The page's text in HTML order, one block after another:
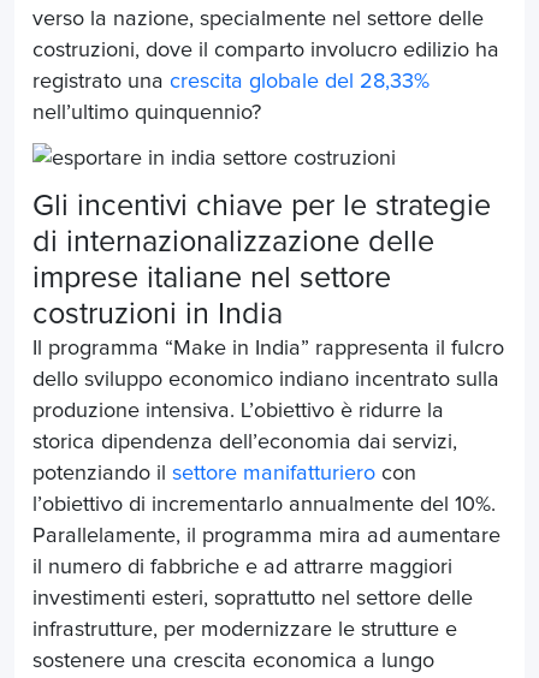
verso la nazione, specialmente nel settore delle
costruzioni, dove il comparto involucro edilizio ha
registrato una crescita globale del 28,33%
nell’ultimo quinquennio?
Gl i incentivi chiave per le strategie
di internazionalizzazione delle
imprese italiane nel settore
costruzioni in India
Il programma “Make in India” rappresenta il fulcro
dello sviluppo economico indiano incentrato sulla
produzione intensiva. L’obiettivo è ridurre la
storica dipendenza dell’economia dai servizi,
potenziando il settore manifatturiero con
l’obiettivo di incrementarlo annualmente del 10%.
Parallelamente, il programma mira ad aumentare
il numero di fabbriche e ad attrarre maggiori
investimenti esteri, soprattutto nel settore delle
infrastrutture, per modernizzare le strutture e
sostenere una crescita economica a lungo